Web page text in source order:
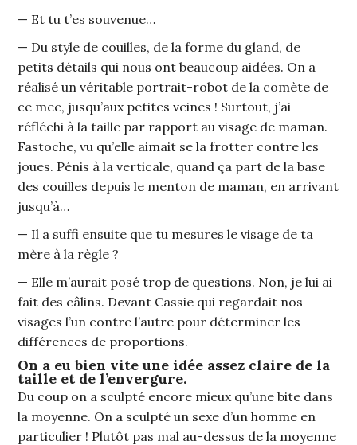
— Et tu t’es souvenue…
— Du style de couilles, de la forme du gland, de
petits détails qui nous ont beaucoup aidées. On a
réalisé un véritable portrait-robot de la comète de
ce mec, jusqu’aux petites veines ! Surtout, j’ai
réfléchi à la taille par rapport au visage de maman.
Fastoche, vu qu’elle aimait se la frotter contre les
joues. Pénis à la verticale, quand ça part de la base
des couilles depuis le menton de maman, en arrivant
jusqu’à…
— Il a suffi ensuite que tu mesures le visage de ta
mère à la règle ?
— Elle m’aurait posé trop de questions. Non, je lui ai
fait des câlins. Devant Cassie qui regardait nos
visages l’un contre l’autre pour déterminer les
différences de proportions.
On a eu bien vite une idée assez claire de la
taille et de l’envergure.
Du coup on a sculpté encore mieux qu’une bite dans
la moyenne. On a sculpté un sexe d’un homme en
particulier ! Plutôt pas mal au-dessus de la moyenne